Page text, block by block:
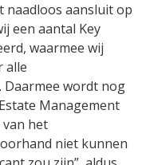
naadloos aansluit op
een aantal Key
waarmee wij
alle
wordt nog
Management
het
niet kunnen